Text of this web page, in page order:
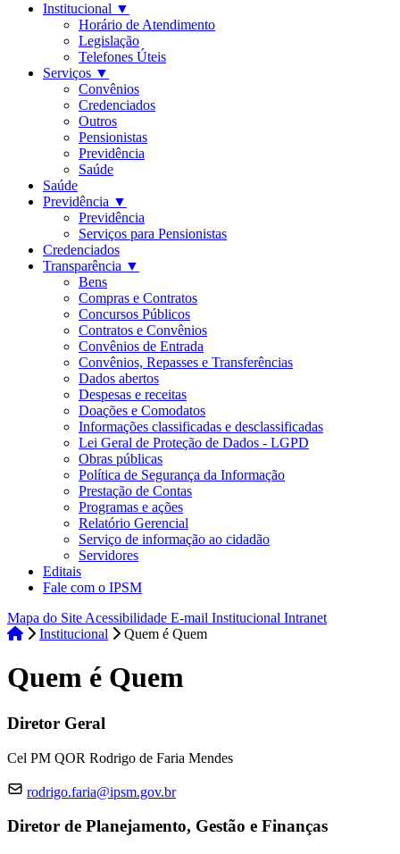
Institucional ▼
Horário de Atendimento
Legislação
Telefones Úteis
Serviços ▼
Convênios
Credenciados
Outros
Pensionistas
Previdência
Saúde
Saúde
Previdência ▼
Previdência
Serviços para Pensionistas
Credenciados
Transparência ▼
Bens
Compras e Contratos
Concursos Públicos
Contratos e Convênios
Convênios de Entrada
Convênios, Repasses e Transferências
Dados abertos
Despesas e receitas
Doações e Comodatos
Informações classificadas e desclassificadas
Lei Geral de Proteção de Dados - LGPD
Obras públicas
Política de Segurança da Informação
Prestação de Contas
Programas e ações
Relatório Gerencial
Serviço de informação ao cidadão
Servidores
Editais
Fale com o IPSM
Mapa do Site Acessibilidade E-mail Institucional Intranet
Institucional
Quem é Quem
Quem é Quem
Diretor Geral
Cel PM QOR Rodrigo de Faria Mendes
rodrigo.faria@ipsm.gov.br
Diretor de Planejamento, Gestão e Finanças